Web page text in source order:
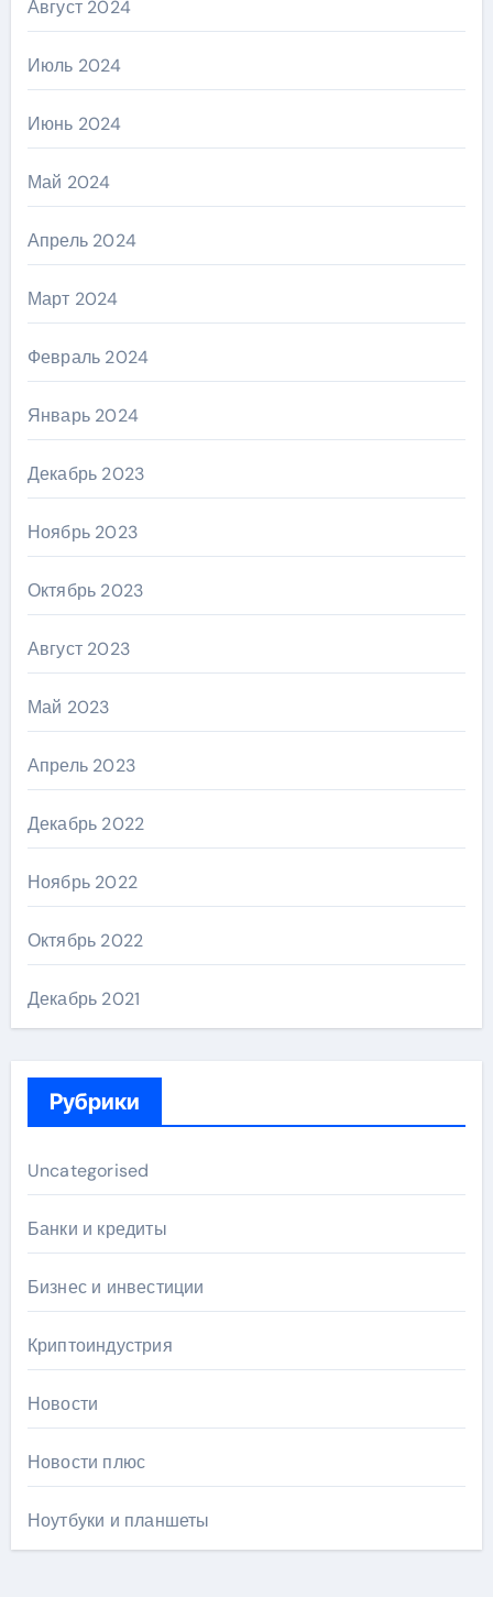
Август 2024
Июль 2024
Июнь 2024
Май 2024
Апрель 2024
Март 2024
Февраль 2024
Январь 2024
Декабрь 2023
Ноябрь 2023
Октябрь 2023
Август 2023
Май 2023
Апрель 2023
Декабрь 2022
Ноябрь 2022
Октябрь 2022
Декабрь 2021
Рубрики
Uncategorised
Банки и кредиты
Бизнес и инвестиции
Криптоиндустрия
Новости
Новости плюс
Ноутбуки и планшеты